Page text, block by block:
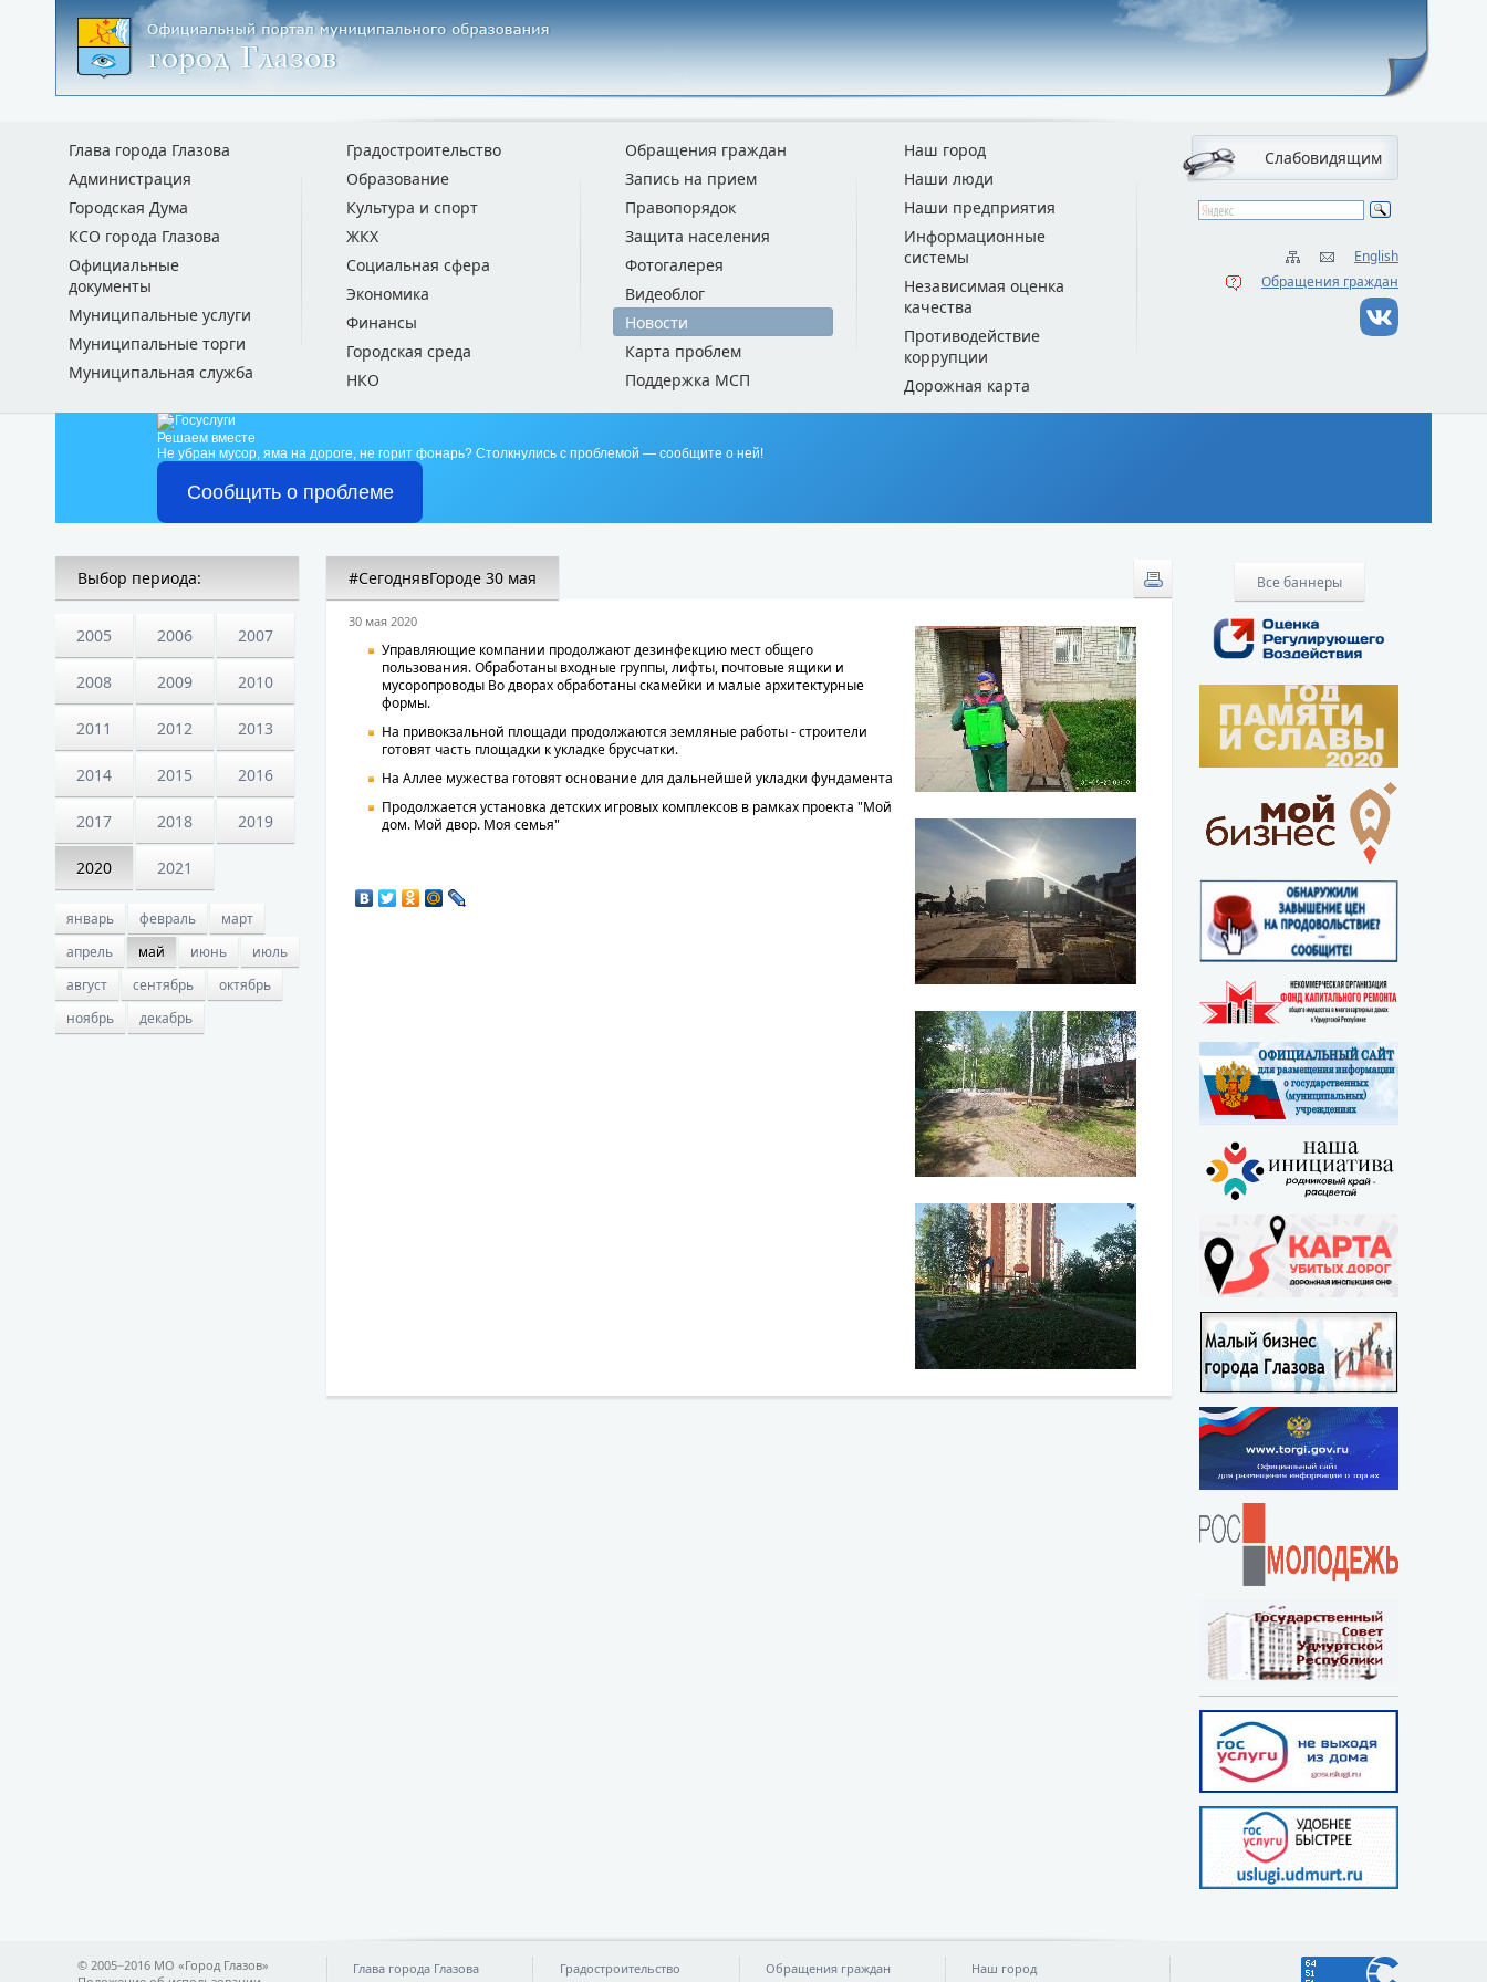
Слабовидящим
English
Обращения граждан
Глава города Глазова
Администрация
Городская Дума
КСО города Глазова
Официальные
документы
Муниципальные услуги
Муниципальные торги
Муниципальная служба
Градостроительство
Образование
Культура и спорт
ЖКХ
Социальная сфера
Экономика
Финансы
Городская среда
НКО
Обращения граждан
Запись на прием
Правопорядок
Защита населения
Фотогалерея
Видеоблог
Новости
Карта проблем
Поддержка МСП
Наш город
Наши люди
Наши предприятия
Информационные
системы
Независимая оценка
качества
Противодействие
коррупции
Дорожная карта
Решаем вместе
Не убран мусор, яма на дороге, не горит фонарь? Столкнулись с проблемой — сообщите о ней!
Сообщить о проблеме
Выбор периода:
2005 2006 2007
2008 2009 2010
2011 2012 2013
2014 2015 2016
2017 2018 2019
2020 2021
январь февраль
март
апрель
май июнь
июль
август
сентябрь
октябрь
ноябрь
декабрь
Все баннеры
#СегоднявГороде 30 мая
30 мая 2020
Управляющие компании продолжают дезинфекцию мест общего
пользования. Обработаны входные группы, лифты, почтовые ящики и
мусоропроводы Во дворах обработаны скамейки и малые архитектурные
формы.
На привокзальной площади продолжаются земляные работы - строители
готовят часть площадки к укладке брусчатки.
На Аллее мужества готовят основание для дальнейшей укладки фундамента
Продолжается установка детских игровых комплексов в рамках проекта "Мой
дом. Мой двор. Моя семья"
© 2005−2016 МО «Город Глазов»
Глава города Глазова Градостроительство Обращения граждан Наш город